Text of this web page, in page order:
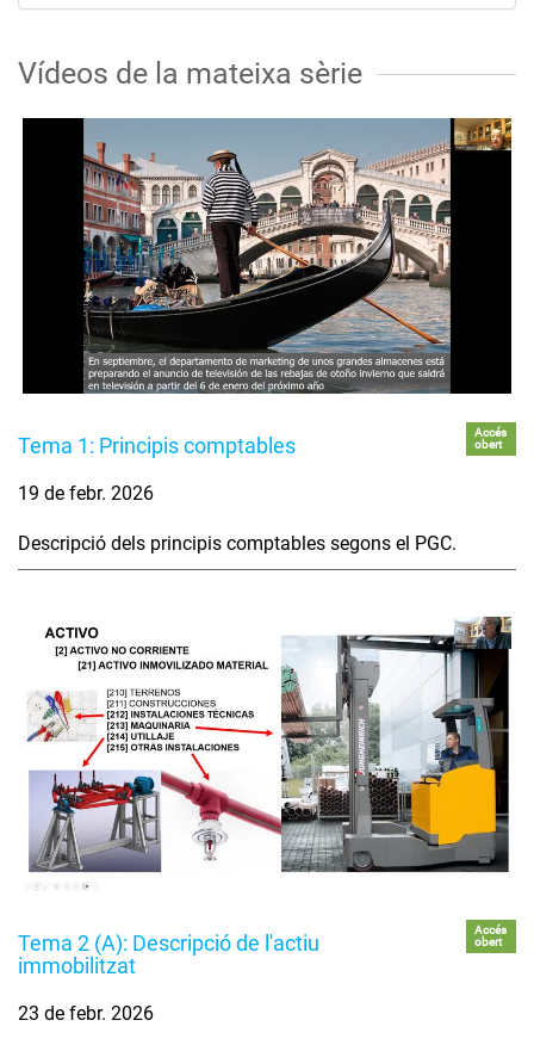
Vídeos de la mateixa sèrie
Tema 1: Principis comptables
Accés
obert
19 de febr. 2026
Descripció dels principis comptables segons el PGC.
Tema 2 (A): Descripció de l'actiu
immobilitzat
Accés
obert
23 de febr. 2026